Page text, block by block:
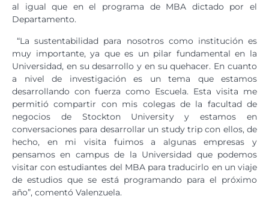
al igual que en el programa de MBA dictado por el
Departamento.
“La sustentabilidad para nosotros como institución es
muy importante, ya que es un pilar fundamental en la
Universidad, en su desarrollo y en su quehacer. En cuanto
a nivel de investigación es un tema que estamos
desarrollando con fuerza como Escuela. Esta visita me
permitió compartir con mis colegas de la facultad de
negocios de Stockton University y estamos en
conversaciones para desarrollar un study trip con ellos, de
hecho, en mi visita fuimos a algunas empresas y
pensamos en campus de la Universidad que podemos
visitar con estudiantes del MBA para traducirlo en un viaje
de estudios que se está programando para el próximo
año”, comentó Valenzuela.